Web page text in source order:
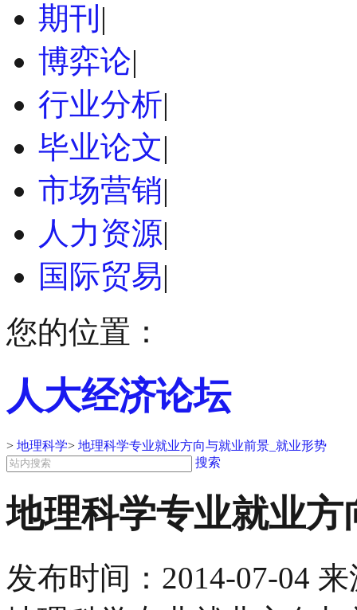
期刊 |
博弈论|
行业分析|
毕业论文|
市场营销|
人力资源|
国际贸易|
您的位置：
人大经济论坛
> 地理科学> 地理科学专业就业方向与就业前景_就业形势
搜索
地理科学专业就业
发布时间： 2014-07-04 来